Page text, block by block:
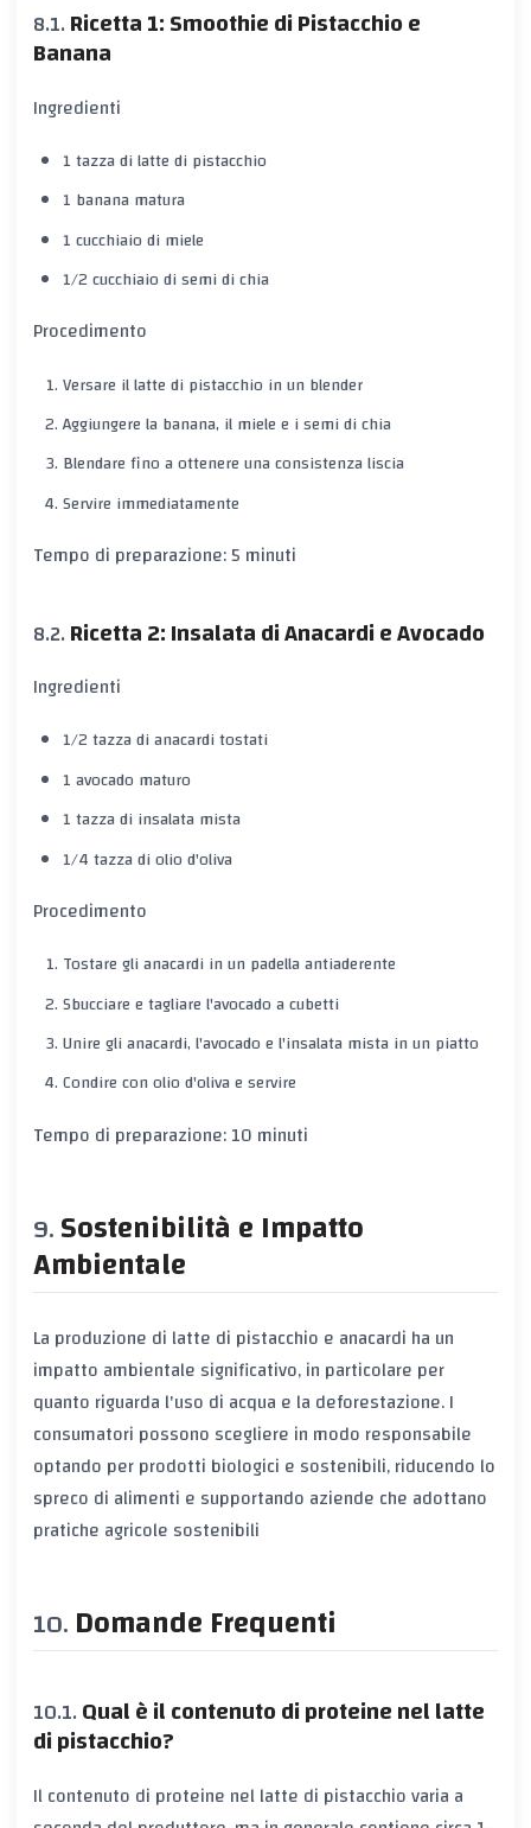
Ricetta 1: Smoothie di Pistacchio e
Banana
Ingredienti
1 tazza di latte di pistacchio
1 banana matura
1 cucchiaio di miele
1/2 cucchiaio di semi di chia
Procedimento
Versare il latte di pistacchio in un blender
Aggiungere la banana, il miele e i semi di chia
Blendare fino a ottenere una consistenza liscia
Servire immediatamente
Tempo di preparazione: 5 minuti
Ricetta 2: Insalata di Anacardi e Avocado
Ingredienti
1/2 tazza di anacardi tostati
1 avocado maturo
1 tazza di insalata mista
1/4 tazza di olio d'oliva
Procedimento
Tostare gli anacardi in un padella antiaderente
Sbucciare e tagliare l'avocado a cubetti
Unire gli anacardi, l'avocado e l'insalata mista in un piatto
Condire con olio d'oliva e servire
Tempo di preparazione: 10 minuti
Sostenibilità e Impatto
Ambientale
La produzione di latte di pistacchio e anacardi ha un
impatto ambientale significativo, in particolare per
quanto riguarda l'uso di acqua e la deforestazione. I
consumatori possono scegliere in modo responsabile
optando per prodotti biologici e sostenibili, riducendo lo
spreco di alimenti e supportando aziende che adottano
pratiche agricole sostenibili
Domande Frequenti
Qual è il contenuto di proteine nel latte
di pistacchio?
Il contenuto di proteine nel latte di pistacchio varia a